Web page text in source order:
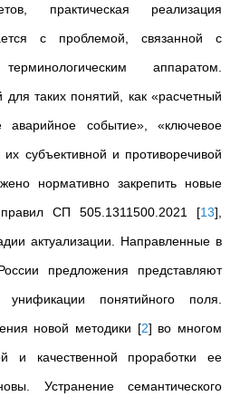
практическая реализация
с проблемой, связанной с
аппаратом.
для таких понятий, как «расчетный
аварийное событие», «ключевое
субъективной и противоречивой
нормативно закрепить новые
СП 505.1311500.2021 [13]
актуализации. Направленные в
предложения представляют
понятийного поля.
новой методики [2] во многом
и качественной проработки ее
Устранение семантического